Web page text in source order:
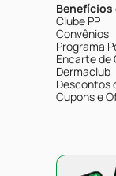
Benefícios
Clube PP
Convênios
Programa
Encarte de
Dermaclub
Descontos
Cupons e